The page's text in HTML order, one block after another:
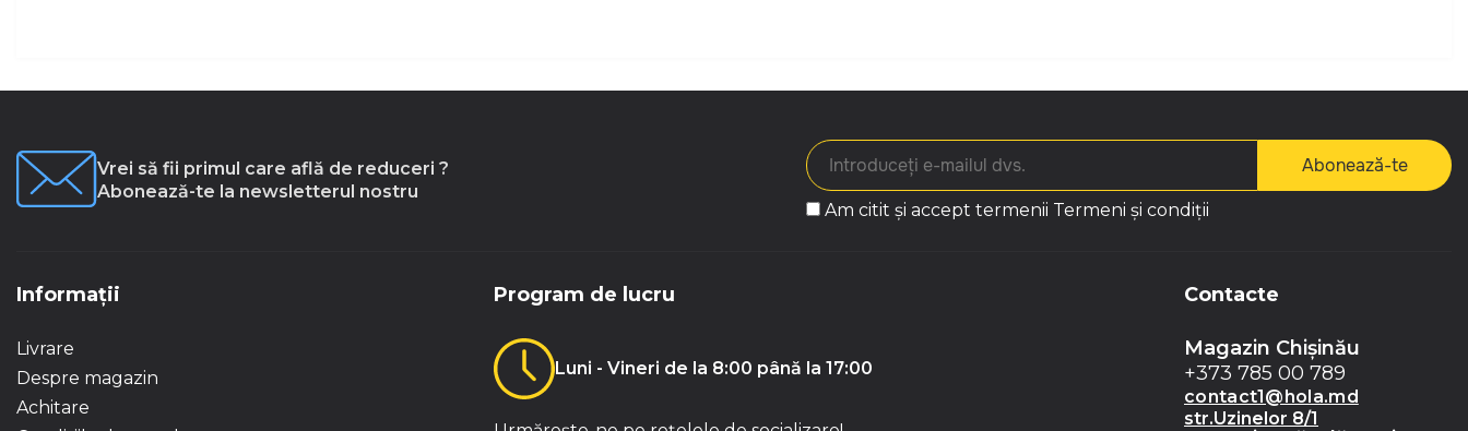
Vrei să fii primul care află de reduceri ?
Abonează-te la newsletterul nostru
Abonează-te
Am citit și accept termenii Termeni și condiții
Informații
Livrare
Despre magazin
Achitare
Program de lucru
Luni - Vineri de la 8:00 până la 17:00
Contacte
Magazin Chișinău
+373 785 00 789
contact1@hola.md
str.Uzinelor 8/1